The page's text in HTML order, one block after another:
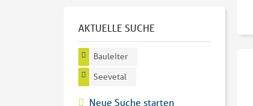
AKTUELLE SUCHE
Bauleiter
Seevetal
Neue Suche starten